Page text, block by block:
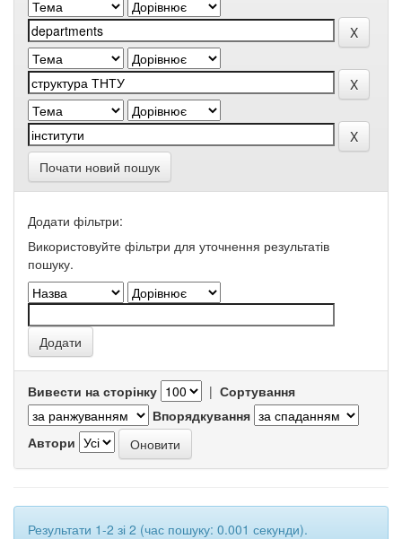
Почати новий пошук
Додати фільтри:
Використовуйте фільтри для уточнення результатів
пошуку.
Вивести на сторінку | Сортування
Впорядкування
Автори
Результати 1-2 зі 2 (час пошуку: 0.001 секунди).